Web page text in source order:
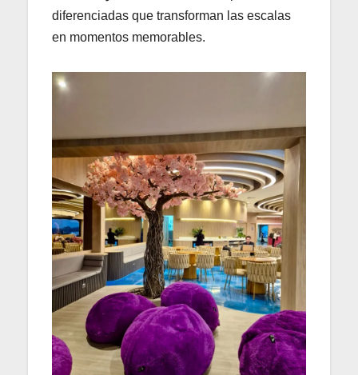
diferenciadas que transforman las escalas
en momentos memorables.